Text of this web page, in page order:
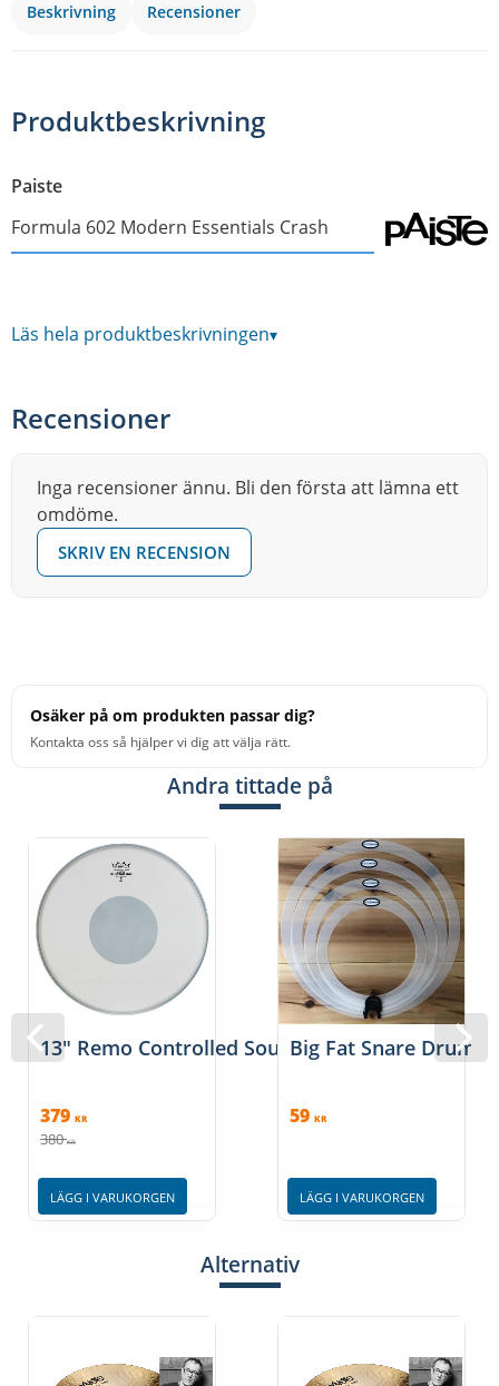
Beskrivning Recensioner
Produktbeskrivning
Paiste
Formula 602 Modern Essentials Crash
serien Modern Essentials är framtagen i samarbete med
musikaliska handtillverkade cymbaler av högsta klass.
Legering:CuSn20 / 602-Bronze
Användningsområden:Väldigt mångsidiga cymbaler
lämpliga både för inspelning och livesammanhang i de
✅ Tjocklek: medium
✅ Livfull klocka
ljud
Kantljud
Virvelljud
Läs hela produktbeskrivningen▾
Recensioner
Inga recensioner ännu. Bli den första att lämna ett
omdöme.
SKRIV EN RECENSION
Osäker på om produkten passar dig?
Kontakta oss så hjälper vi dig att välja rätt.
Andra tittade på
13" Remo Controlled Sound - Coated
379 KR
380 KR
LÄGG I VARUKORGEN
Big Fat Snare Drum
59 KR
LÄGG I VARUKORGEN
Alternativ